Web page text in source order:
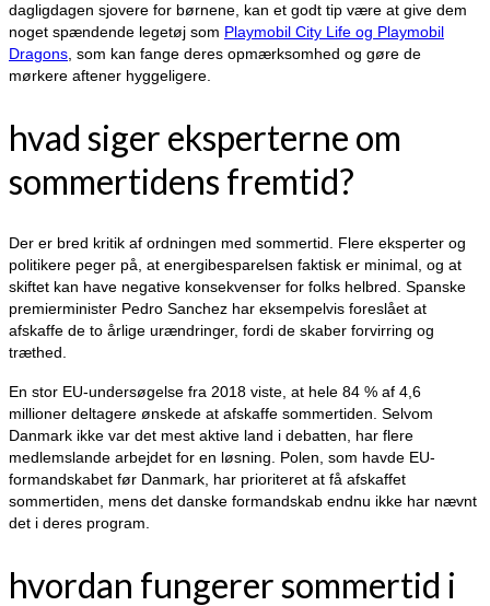
dagligdagen sjovere for børnene, kan et godt tip være at give dem
noget spændende legetøj som Playmobil City Life og Playmobil
Dragons, som kan fange deres opmærksomhed og gøre de
mørkere aftener hyggeligere.
hvad siger eksperterne om
sommertidens fremtid?
Der er bred kritik af ordningen med sommertid. Flere eksperter og
politikere peger på, at energibesparelsen faktisk er minimal, og at
skiftet kan have negative konsekvenser for folks helbred. Spanske
premierminister Pedro Sanchez har eksempelvis foreslået at
afskaffe de to årlige urændringer, fordi de skaber forvirring og
træthed.
En stor EU-undersøgelse fra 2018 viste, at hele 84 % af 4,6
millioner deltagere ønskede at afskaffe sommertiden. Selvom
Danmark ikke var det mest aktive land i debatten, har flere
medlemslande arbejdet for en løsning. Polen, som havde EU-
formandskabet før Danmark, har prioriteret at få afskaffet
sommertiden, mens det danske formandskab endnu ikke har nævnt
det i deres program.
hvordan fungerer sommertid i